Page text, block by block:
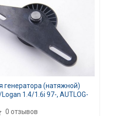
генератора (натяжной)
1.4/1.6i 97-, AUTLOG-
0 отзывов